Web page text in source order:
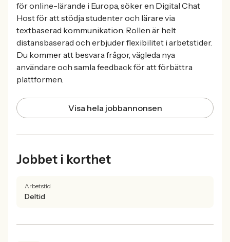
för online-lärande i Europa, söker en Digital Chat
Host för att stödja studenter och lärare via
textbaserad kommunikation. Rollen är helt
distansbaserad och erbjuder flexibilitet i arbetstider.
Du kommer att besvara frågor, vägleda nya
användare och samla feedback för att förbättra
plattformen.
Visa hela jobbannonsen
Jobbet i korthet
Arbetstid
Deltid